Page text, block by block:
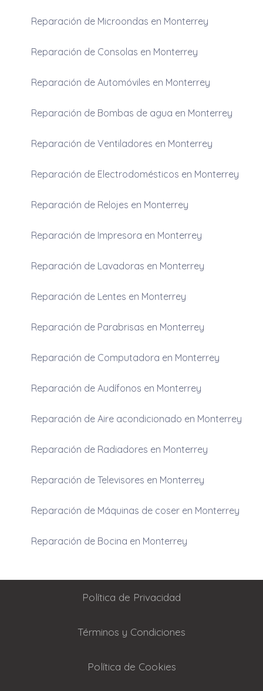
Reparación de Microondas en Monterrey
Reparación de Consolas en Monterrey
Reparación de Automóviles en Monterrey
Reparación de Bombas de agua en Monterrey
Reparación de Ventiladores en Monterrey
Reparación de Electrodomésticos en Monterrey
Reparación de Relojes en Monterrey
Reparación de Impresora en Monterrey
Reparación de Lavadoras en Monterrey
Reparación de Lentes en Monterrey
Reparación de Parabrisas en Monterrey
Reparación de Computadora en Monterrey
Reparación de Audífonos en Monterrey
Reparación de Aire acondicionado en Monterrey
Reparación de Radiadores en Monterrey
Reparación de Televisores en Monterrey
Reparación de Máquinas de coser en Monterrey
Reparación de Bocina en Monterrey
Política de Privacidad
Términos y Condiciones
Política de Cookies